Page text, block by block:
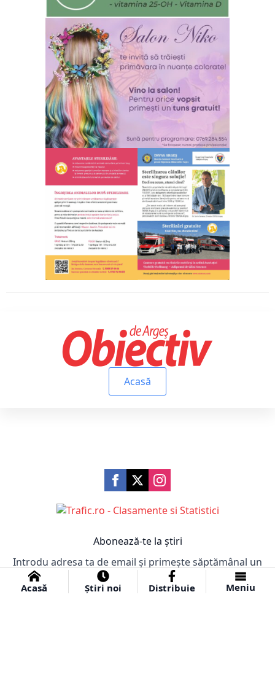
Acasă Știri noi Distribuie Meniu
Acasă
Abonează-te la știri
Introdu adresa ta de email și primește săptămânal un
email cu cele mai importante știri!